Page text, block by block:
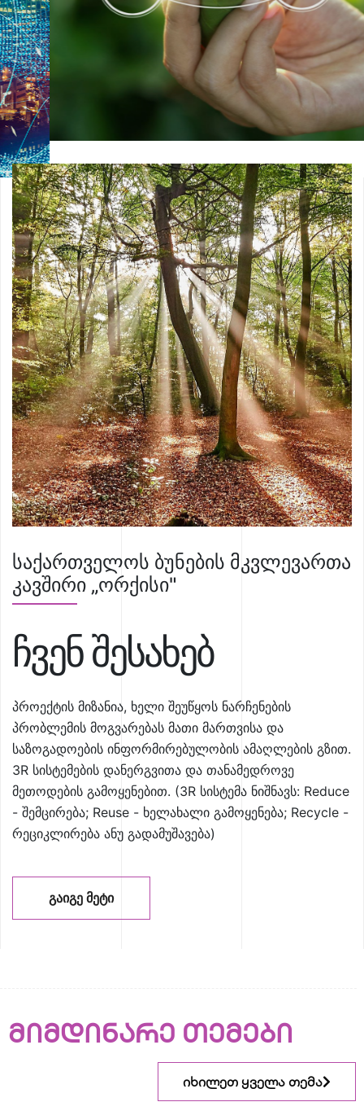
საქართველოს ბუნების მკვლევართა
კავშირი „ორქისი"
ჩვენ შესახებ
პროექტის მიზანია, ხელი შეუწყოს ნარჩენების
პრობლემის მოგვარებას მათი მართვისა და
საზოგადოების ინფორმირებულობის ამაღლების გზით.
3R სისტემების დანერგვითა და თანამედროვე
მეთოდების გამოყენებით. (3R სისტემა ნიშნავს: Reduce
- შემცირება; Reuse - ხელახალი გამოყენება; Recycle -
რეციკლირება ანუ გადამუშავება)
ᲒᲐᲘᲒᲔ ᲛᲔᲢᲘ
მიმდინარე თემები
იხილეთ ყველა თემა